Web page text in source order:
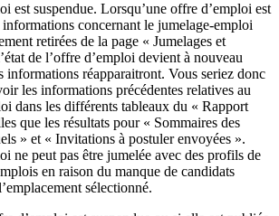
est suspendue. Lorsqu’une offre d’emploi est
informations concernant le jumelage-emploi
retirées de la page « Jumelages et
de l’offre d’emploi devient à nouveau
informations réapparaitront. Vous seriez donc
les informations précédentes relatives au
dans les différents tableaux du « Rapport
que les résultats pour « Sommaires des
» et « Invitations à postuler envoyées ».
ne peut pas être jumelée avec des profils de
en raison du manque de candidats
sélectionné.